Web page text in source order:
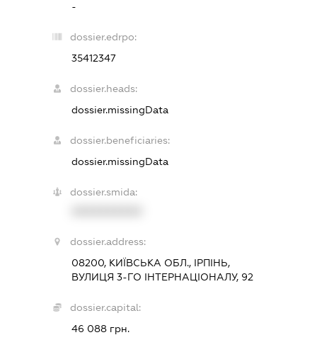
-
dossier.edrpo:
35412347
dossier.heads:
dossier.missingData
dossier.beneficiaries:
dossier.missingData
dossier.smida:
dossier.address:
08200, КИЇВСЬКА ОБЛ., ІРПІНЬ,
ВУЛИЦЯ 3-ГО ІНТЕРНАЦІОНАЛУ, 92
dossier.capital:
46 088 грн.